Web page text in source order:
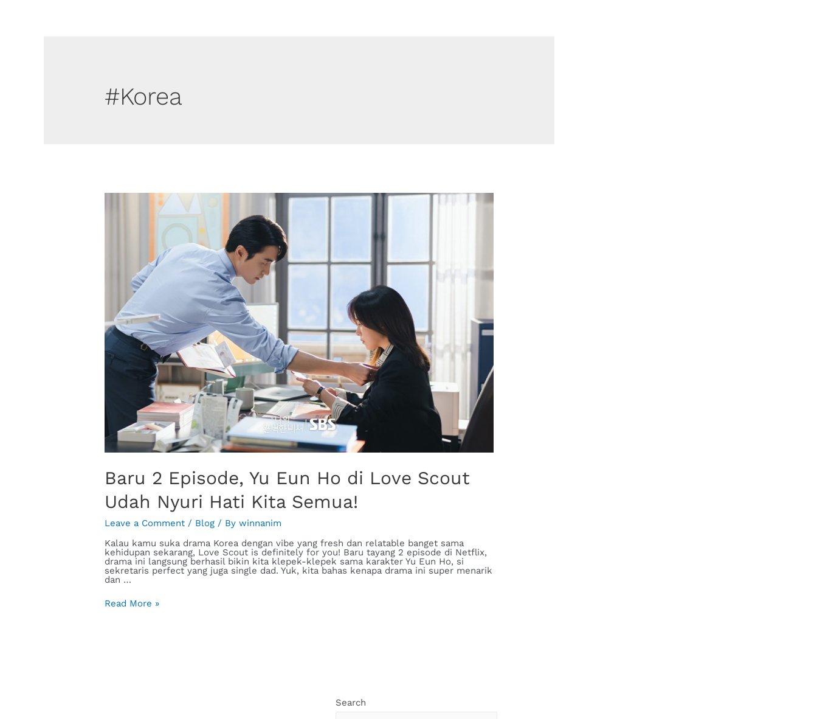
#Korea
Baru 2 Episode, Yu Eun Ho di Love Scout
Udah Nyuri Hati Kita Semua!
Leave a Comment / Blog / Bywinnanim
Kalau kamu suka drama Korea dengan vibe yang fresh dan relatable banget sama
kehidupan sekarang, Love Scout is definitely for you! Baru tayang 2 episode di Netflix,
drama ini langsung berhasil bikin kita klepek-klepek sama karakter Yu Eun Ho, si
sekretaris perfect yang juga single dad. Yuk, kita bahas kenapa drama ini super menarik
dan …
Read More »
Search